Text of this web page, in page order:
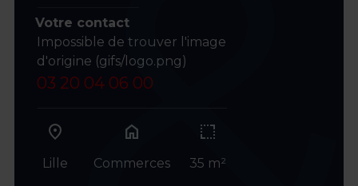
Votre contact
Impossible de trouver l'image
d'origine (gifs/logo.png)
03 20 04 06 00
Lille
home
Commerces 35 m²